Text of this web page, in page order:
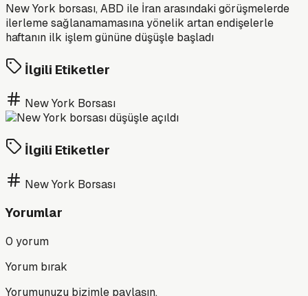
New York borsası, ABD ile İran arasındaki görüşmelerde
ilerleme sağlanamamasına yönelik artan endişelerle
haftanın ilk işlem gününe düşüşle başladı
İlgili Etiketler
New York Borsası
İlgili Etiketler
New York Borsası
Yorumlar
0 yorum
Yorum bırak
Yorumunuzu bizimle paylaşın.